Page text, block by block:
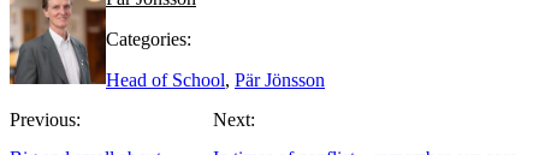
Categories:
Head of School, Pär Jönsson
Previous:
Next: